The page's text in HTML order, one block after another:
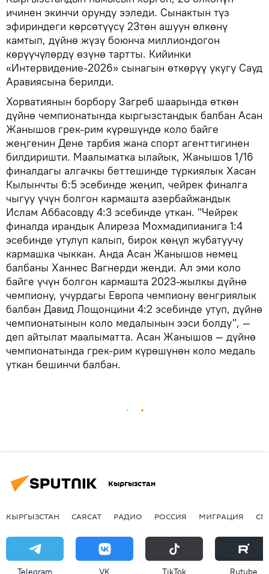
ичинен экинчи орунду ээледи. Сынактын түз
эфириндеги көрсөтүүсү 23төн ашуун өлкөнү
камтып, дүйнө жүзү боюнча миллиондогон
көрүүчүлөрдү өзүнө тартты. Кийинки
«Интервидение-2026» сынагын өткөрүү укугу Сауд
Аравиясына берилди.
Хорватиянын борбору Загреб шаарында өткөн
дүйнө чемпионатында кыргызстандык балбан Асан
Жанышов грек-рим күрөшүндө коло байге
жеңгенин Дене тарбия жана спорт агенттигинен
билдиришти. Маалыматка ылайык, Жанышов 1/16
финалдагы алгачкы беттешинде түркиялык Хасан
Кылынчты 6:5 эсебинде жеңип, чейрек финалга
чыгуу үчүн болгон кармашта азербайжандык
Ислам Аббасовду 4:3 эсебинде уткан. "Чейрек
финалда ирандык Алиреза Мохмадипианига 1:4
эсебинде утулуп калып, бирок көңүл жубатуучу
кармашка чыккан. Анда Асан Жанышов немец
балбаны Ханнес Вагнерди жеңди. Ал эми коло
байге үчүн болгон кармашта 2023-жылкы дүйнө
чемпиону, учурдагы Европа чемпиону венгриялык
балбан Давид Лощонцини 4:2 эсебинде утуп, дүйнө
чемпионатынын коло медалынын ээси болду", —
деп айтылат маалыматта. Асан Жанышов — дүйнө
чемпионатында грек-рим күрөшүнөн коло медаль
уткан бешинчи балбан.
Кыргызстан
КЫРГЫЗСТАН САЯСАТ РАДИО РОССИЯ МИГРАЦИЯ
Telegram VK ТikТоk Rutube